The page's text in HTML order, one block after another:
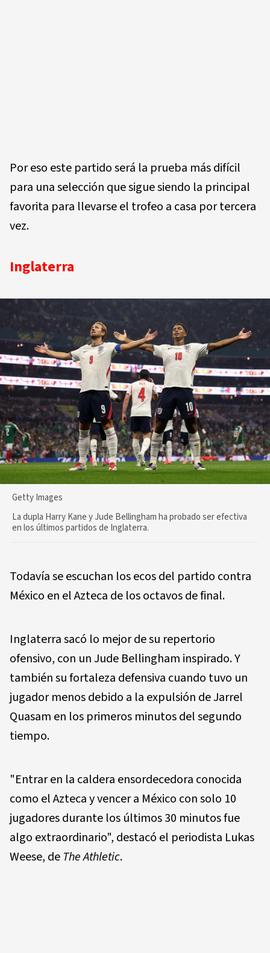
Por eso este partido será la prueba más difícil
para una selección que sigue siendo la principal
favorita para llevarse el trofeo a casa por tercera
vez.
Inglaterra
Getty Images
La dupla Harry Kane y Jude Bellingham ha probado ser efectiva
en los últimos partidos de Inglaterra.
Todavía se escuchan los ecos del partido contra
México en el Azteca de los octavos de final.
Inglaterra sacó lo mejor de su repertorio
ofensivo, con un Jude Bellingham inspirado. Y
también su fortaleza defensiva cuando tuvo un
jugador menos debido a la expulsión de Jarrel
Quasam en los primeros minutos del segundo
tiempo.
"Entrar en la caldera ensordecedora conocida
como el Azteca y vencer a México con solo 10
jugadores durante los últimos 30 minutos fue
algo extraordinario", destacó el periodista Lukas
Weese, de The Athletic.